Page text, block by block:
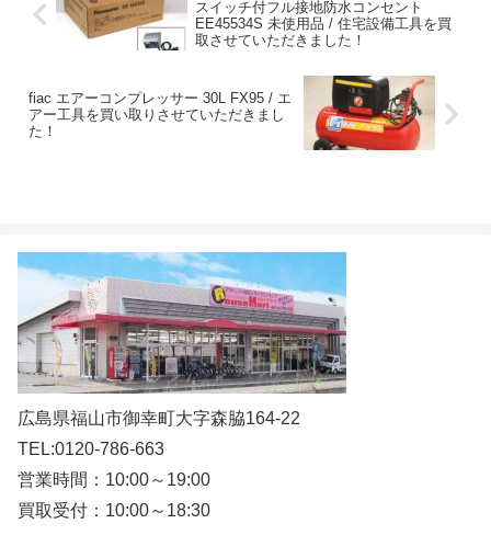
スイッチ付フル接地防水コンセント
EE45534S 未使用品 / 住宅設備工具を買
取させていただきました！
fiac エアーコンプレッサー 30L FX95 / エ
アー工具を買い取りさせていただきまし
た！
広島県福山市御幸町大字森脇164-22
TEL:0120-786-663
営業時間：10:00～19:00
買取受付：10:00～18:30